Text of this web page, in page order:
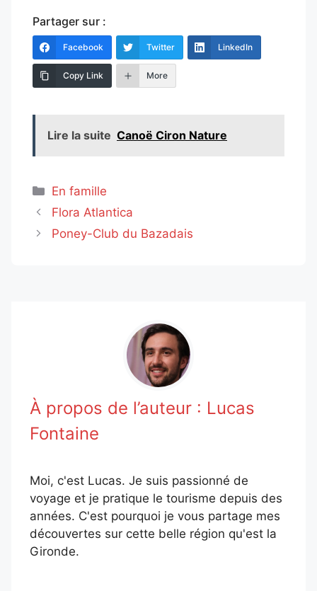
Partager sur :
Facebook Twitter LinkedIn
Copy Link More
Lire la suite Canoë Ciron Nature
Catégories
En famille
Flora Atlantica
Poney-Club du Bazadais
À propos de l’auteur : Lucas
Fontaine
Moi, c'est Lucas. Je suis passionné de
voyage et je pratique le tourisme depuis des
années. C'est pourquoi je vous partage mes
découvertes sur cette belle région qu'est la
Gironde.